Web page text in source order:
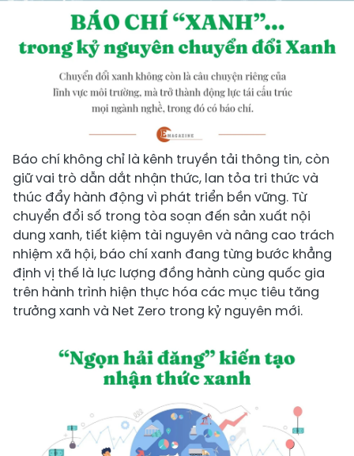
Báo chí không chỉ là kênh truyền tải thông tin, còn
giữ vai trò dẫn dắt nhận thức, lan tỏa tri thức và
thúc đẩy hành động vì phát triển bền vững. Từ
chuyển đổi số trong tòa soạn đến sản xuất nội
dung xanh, tiết kiệm tài nguyên và nâng cao trách
nhiệm xã hội, báo chí xanh đang từng bước khẳng
định vị thế là lực lượng đồng hành cùng quốc gia
trên hành trình hiện thực hóa các mục tiêu tăng
trưởng xanh và Net Zero trong kỷ nguyên mới.